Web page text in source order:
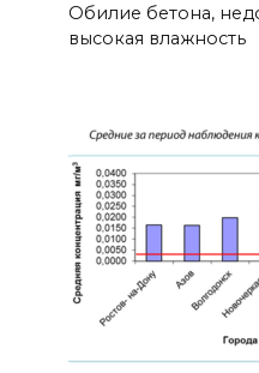
Обилие бетона,
высокая влажность